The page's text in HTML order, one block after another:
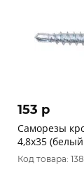
153 p
Саморезы
4,8x35
Код товара: